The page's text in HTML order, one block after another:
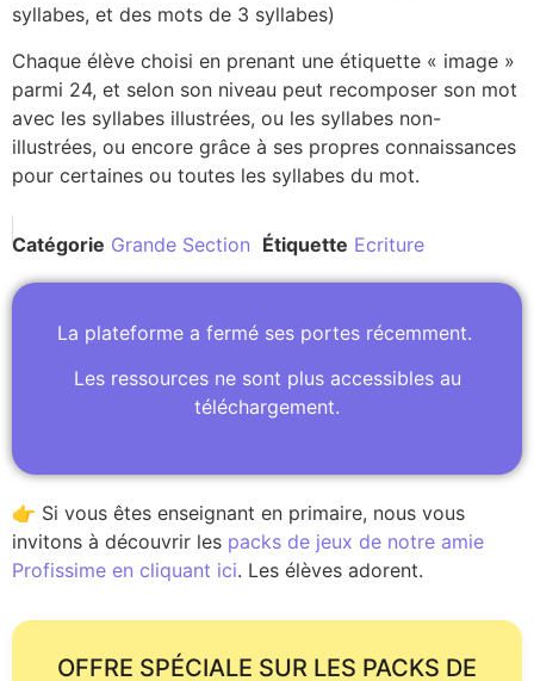
syllabes, et des mots de 3 syllabes)
Chaque élève choisi en prenant une étiquette « image »
parmi 24, et selon son niveau peut recomposer son mot
avec les syllabes illustrées, ou les syllabes non-
illustrées, ou encore grâce à ses propres connaissances
pour certaines ou toutes les syllabes du mot.
Catégorie Grande Section Étiquette Ecriture
La plateforme a fermé ses portes récemment.
Les ressources ne sont plus accessibles au
téléchargement.
👉 Si vous êtes enseignant en primaire, nous vous
invitons à découvrir les packs de jeux de notre amie
Profissime en cliquant ici. Les élèves adorent.
OFFRE SPÉCIALE SUR LES PACKS DE